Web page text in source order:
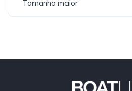
Tamanho maior